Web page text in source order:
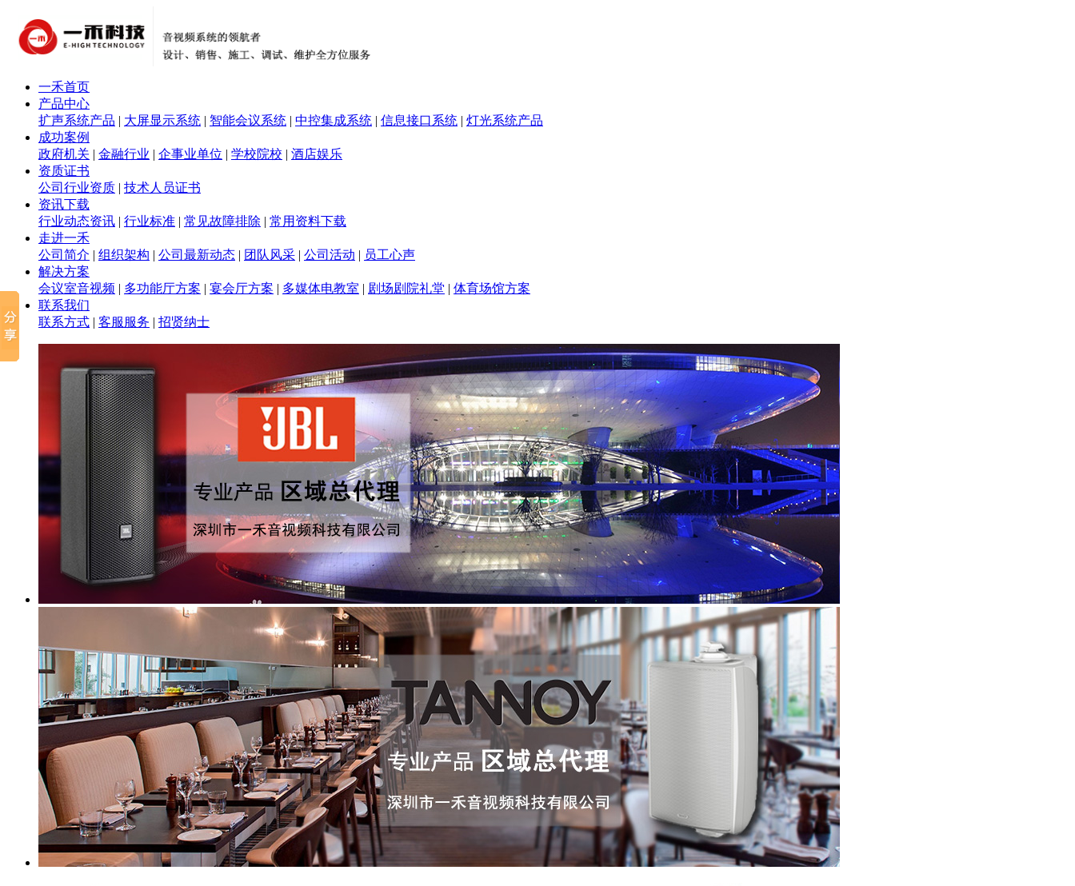
一禾首页
产品中心
扩声系统产品 | 大屏显示系统 | 智能会议系统 | 中控集成系统 | 信息接口系统 | 灯光系统产品
成功案例
政府机关 | 金融行业 | 企事业单位 | 学校院校 | 酒店娱乐
资质证书
公司行业资质 | 技术人员证书
资讯下载
行业动态资讯 | 行业标准 | 常见故障排除 | 常用资料下载
走进一禾
公司简介 | 组织架构 | 公司最新动态 | 团队风采 | 公司活动 | 员工心声
解决方案
会议室音视频 | 多功能厅方案 | 宴会厅方案 | 多媒体电教室 | 剧场剧院礼堂 | 体育场馆方案
联系我们
联系方式 | 客服服务 | 招贤纳士